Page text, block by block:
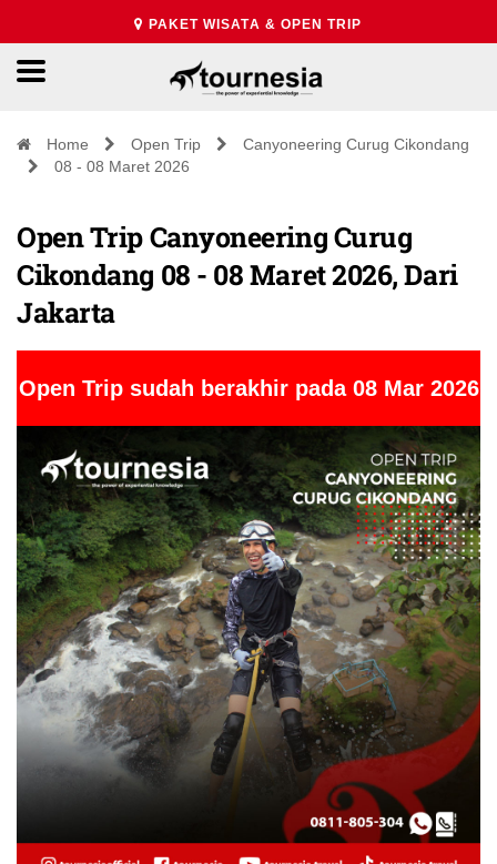
PAKET WISATA & OPEN TRIP
Home Open Trip
Canyoneering Curug Cikondang
08 - 08 Maret 2026
Open Trip Canyoneering Curug
Cikondang 08 - 08 Maret 2026, Dari
Jakarta
Open Trip sudah berakhir pada 08 Mar 2026